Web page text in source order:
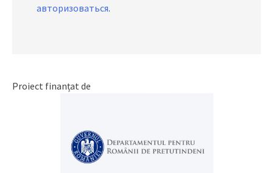
авторизоваться.
Proiect finanțat de